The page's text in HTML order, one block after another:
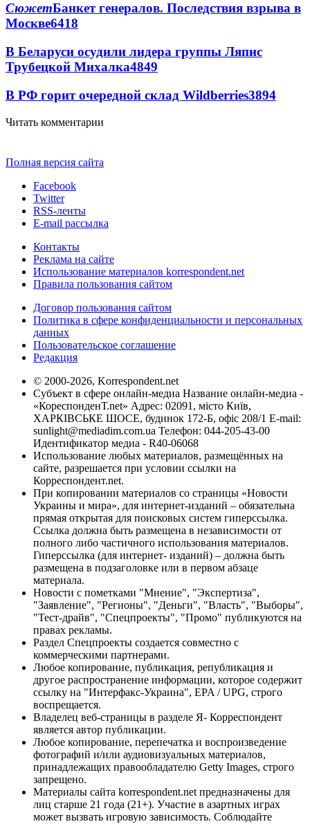
СюжетБанкет генералов. Последствия взрыва в
Москве6418
В Беларуси осудили лидера группы Ляпис
Трубецкой Михалка4849
В РФ горит очередной склад Wildberries3894
Читать комментарии
Полная версия сайта
Facebook
Twitter
RSS-ленты
E-mail рассылка
Контакты
Реклама на сайте
Использование материалов korrespondent.net
Правила пользования сайтом
Договор пользования сайтом
Политика в сфере конфиденциальности и персональных
данных
Пользовательское соглашение
Редакция
© 2000-2026, Korrespondent.net
Субъект в сфере онлайн-медиа Название онлайн-медиа -
«КореспонденТ.net» Адрес: 02091, місто Київ,
ХАРКІВСЬКЕ ШОСЕ, будинок 172-Б, офіс 208/1 E-mail:
sunlight@mediadim.com.ua Телефон: 044-205-43-00
Идентификатор медиа - R40-06068
Использование любых материалов, размещённых на
сайте, разрешается при условии ссылки на
Корреспондент.net.
При копировании материалов со страницы «Новости
Украины и мира», для интернет-изданий – обязательна
прямая открытая для поисковых систем гиперссылка.
Ссылка должна быть размещена в независимости от
полного либо частичного использования материалов.
Гиперссылка (для интернет- изданий) – должна быть
размещена в подзаголовке или в первом абзаце
материала.
Новости с пометками "Мнение", "Экспертиза",
"Заявление", "Регионы", "Деньги", "Власть", "Выборы",
"Тест-драйв", "Спецпроекты", "Промо" публикуются на
правах рекламы.
Раздел Спецпроекты создается совместно с
коммерческими партнерами.
Любое копирование, публикация, републикация и
другое распространение информации, которое содержит
ссылку на "Интерфакс-Украина", EPA / UPG, строго
воспрещается.
Владелец веб-страницы в разделе Я- Корреспондент
является автор публикации.
Любое копирование, перепечатка и воспроизведение
фотографий и/или аудиовизуальных материалов,
принадлежащих правообладателю Getty Images, строго
запрещено.
Материалы сайта korrespondent.net предназначены для
лиц старше 21 года (21+). Участие в азартных играх
может вызвать игровую зависимость. Соблюдайте